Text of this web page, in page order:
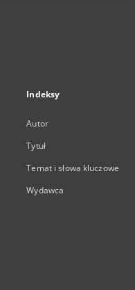
Indeksy
Autor
Tytuł
Temat i słowa kluczowe
Wydawca